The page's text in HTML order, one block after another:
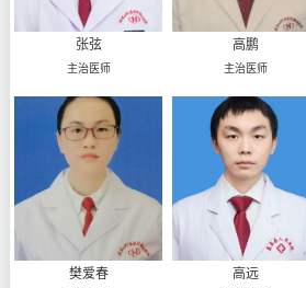
张弦
主治医师
高鹏
主治医师
樊爱春 高远